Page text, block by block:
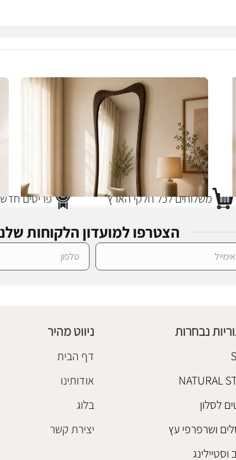
מראת גוף לאורה וולנט
הוספה לסל
פריטים משלוחים לכל חלקי הארץ
הצטרפו למועדון הלקוחות
נבחרות
NATURAL
לסלון
ושרפרפי עץ
וסטיילינג
ניווט מהיר
דף הבית
אודותינו
בלוג
יצירת קשר